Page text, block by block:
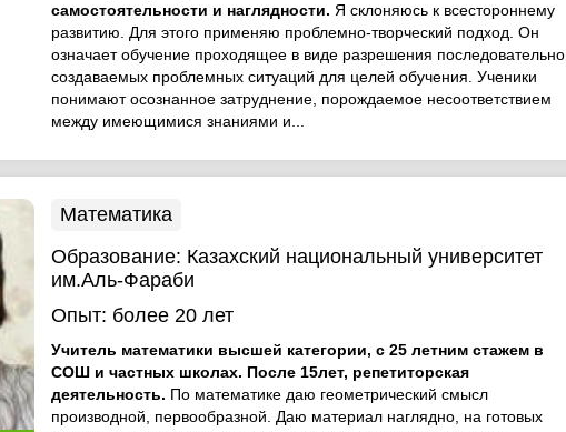
самостоятельности и наглядности. Я склоняюсь к всестороннему
развитию. Для этого применяю проблемно-творческий подход. Он
означает обучение проходящее в виде разрешения последовательно
создаваемых проблемных ситуаций для целей обучения. Ученики
понимают осознанное затруднение, порождаемое несоответствием
между имеющимися знаниями и...
Математика
Образование: Казахский национальный университет
им.Аль-Фараби
Опыт: более 20 лет
Учитель математики высшей категории, с 25 летним стажем в
СОШ и частных школах. После 15лет, репетиторская
деятельность. По математике даю геометрический смысл
производной, первообразной. Даю материал наглядно, на готовых